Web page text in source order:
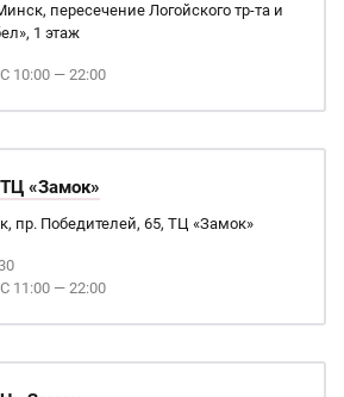
пересечение Логойского тр-та и
1 этаж
10:00 — 22:00
«Замок»
пр. Победителей, 65, ТЦ «Замок»
11:00 — 22:00